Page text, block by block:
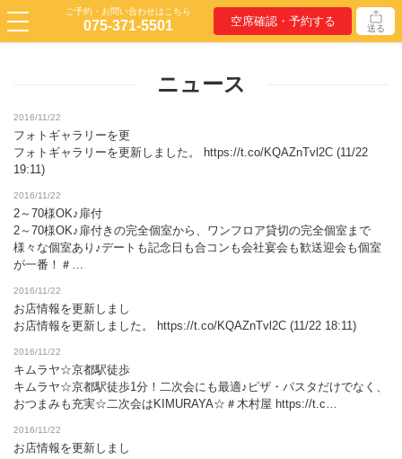
ご予約・お問い合わせはこちら
075-371-5501 空席確認・予約する 送る
ニュース
2016/11/22
フォトギャラリーを更
フォトギャラリーを更新しました。 https://t.co/KQAZnTvl2C (11/22
19:11)
2016/11/22
2～70様OK♪扉付
2～70様OK♪扉付きの完全個室から、ワンフロア貸切の完全個室まで
様々な個室あり♪デートも記念日も合コンも会社宴会も歓送迎会も個室
が一番！＃…
2016/11/22
お店情報を更新しまし
お店情報を更新しました。 https://t.co/KQAZnTvl2C (11/22 18:11)
2016/11/22
キムラヤ☆京都駅徒歩
キムラヤ☆京都駅徒歩1分！二次会にも最適♪ピザ・パスタだけでなく、
おつまみも充実☆二次会はKIMURAYA☆＃木村屋 https://t.c…
2016/11/22
お店情報を更新しまし